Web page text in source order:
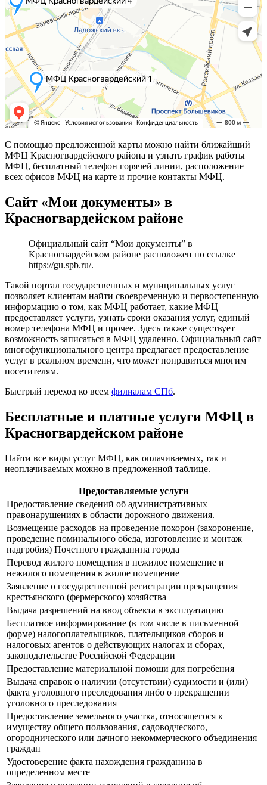
С помощью предложенной карты можно найти ближайший
МФЦ Красногвардейского района и узнать график работы
МФЦ, бесплатный телефон горячей линии, расположение
всех офисов МФЦ на карте и прочие контакты МФЦ.
Сайт «Мои документы» в
Красногвардейском районе
Официальный сайт “Мои документы” в
Красногвардейском районе расположен по ссылке
https://gu.spb.ru/.
Такой портал государственных и муниципальных услуг
позволяет клиентам найти своевременную и первостепенную
информацию о том, как МФЦ работает, какие МФЦ
предоставляет услуги, узнать сроки оказания услуг, единый
номер телефона МФЦ и прочее. Здесь также существует
возможность записаться в МФЦ удаленно. Официальный сайт
многофункционального центра предлагает предоставление
услуг в реальном времени, что может понравиться многим
посетителям.
Быстрый переход ко всем филиалам СПб.
Бесплатные и платные услуги МФЦ в
Красногвардейском районе
Найти все виды услуг МФЦ, как оплачиваемых, так и
неоплачиваемых можно в предложенной таблице.
Предоставляемые услуги
Предоставление сведений об административных
правонарушениях в области дорожного движения.
Возмещение расходов на проведение похорон (захоронение,
проведение поминального обеда, изготовление и монтаж
надгробия) Почетного гражданина города
Перевод жилого помещения в нежилое помещение и
нежилого помещения в жилое помещение
Заявление о государственной регистрации прекращения
крестьянского (фермерского) хозяйства
Выдача разрешений на ввод объекта в эксплуатацию
Бесплатное информирование (в том числе в письменной
форме) налогоплательщиков, плательщиков сборов и
налоговых агентов о действующих налогах и сборах,
законодательстве Российской Федерации
Предоставление материальной помощи для погребения
Выдача справок о наличии (отсутствии) судимости и (или)
факта уголовного преследования либо о прекращении
уголовного преследования
Предоставление земельного участка, относящегося к
имуществу общего пользования, садоводческого,
огороднического или дачного некоммерческого объединения
граждан
Удостоверение факта нахождения гражданина в
определенном месте